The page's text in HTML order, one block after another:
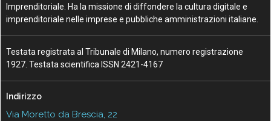
Imprenditoriale. Ha la missione di diffondere la cultura digitale e
imprenditoriale nelle imprese e pubbliche amministrazioni italiane.
Testata registrata al Tribunale di Milano, numero registrazione
1927. Testata scientifica ISSN 2421-4167
Indirizzo
Via Moretto da Brescia, 22